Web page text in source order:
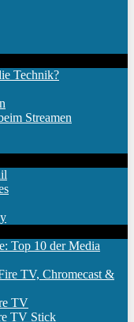
Technik?
Streamen
Top 10 der Media
TV, Chromecast &
TV
TV Stick